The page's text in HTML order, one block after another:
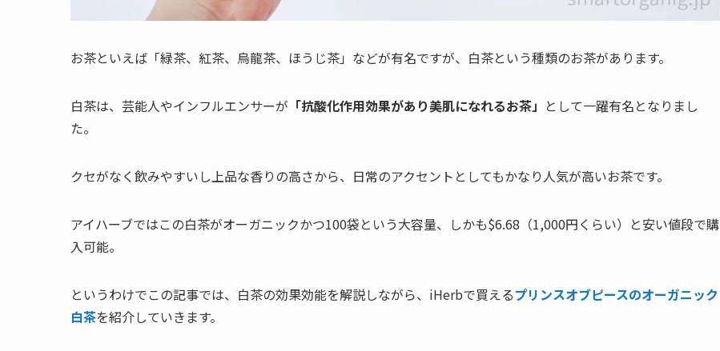
お茶といえば「緑茶、紅茶、烏龍茶、ほうじ茶」などが有名ですが、白茶という種類のお茶があります。
白茶は、芸能人やインフルエンサーが 「抗酸化作用効果があり美肌になれるお茶」 として一躍有名となりまし
た。
クセがなく飲みやすいし上品な香りの高さから、日常のアクセントとしてもかなり人気が高いお茶です。
アイハーブではこの白茶がオーガニックかつ100袋という大容量、しかも$6.68（1,000円くらい）と安い値段で購
入可能。
というわけでこの記事では、白茶の効果効能を解説しながら、iHerbで買えるプリンスオブピースのオーガニック
白茶を紹介していきます。